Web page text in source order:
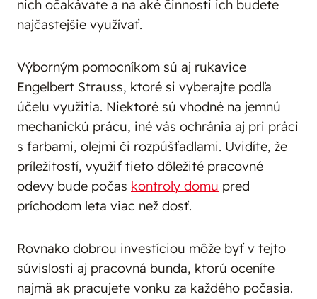
nich očakávate a na aké činnosti ich budete
najčastejšie využívať.
Výborným pomocníkom sú aj rukavice
Engelbert Strauss, ktoré si vyberajte podľa
účelu využitia. Niektoré sú vhodné na jemnú
mechanickú prácu, iné vás ochránia aj pri práci
s farbami, olejmi či rozpúšťadlami. Uvidíte, že
príležitostí, využiť tieto dôležité pracovné
odevy bude počas kontroly domu pred
príchodom leta viac než dosť.
Rovnako dobrou investíciou môže byť v tejto
súvislosti aj pracovná bunda, ktorú oceníte
najmä ak pracujete vonku za každého počasia.